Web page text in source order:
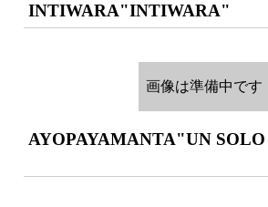
INTIWARA"INTIWARA"
画像は準備中です
AYOPAYAMANTA"UN